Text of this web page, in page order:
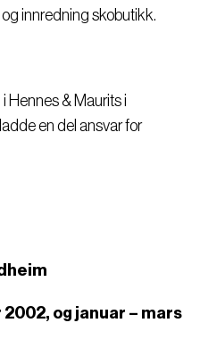
innredning skobutikk.
Hennes & Maurits i
en del ansvar for
og januar – mars